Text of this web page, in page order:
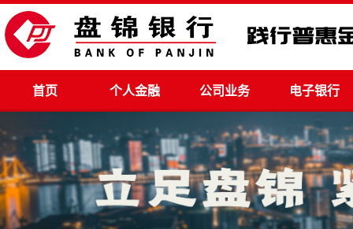
首页 个人金融 公司业务 电子银行